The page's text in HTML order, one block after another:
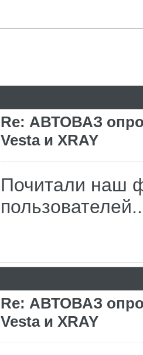
Re: АВТОВАЗ
Vesta и XRAY
Почитали наш
Re: АВТОВАЗ
Vesta и XRAY